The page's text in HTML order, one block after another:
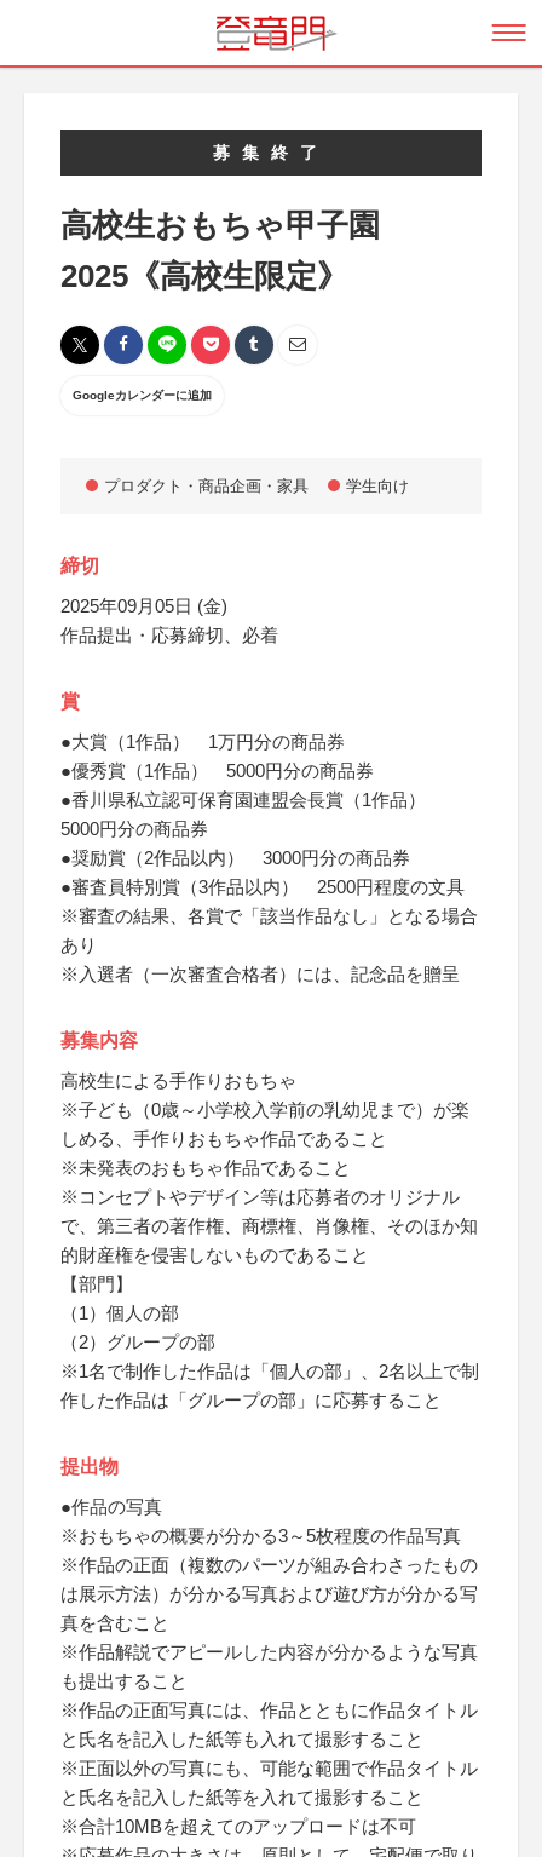
募集終了
高校生おもちゃ甲子園
2025《高校生限定》
Googleカレンダーに追加
プロダクト・商品企画・家具 学生向け
締切
2025年09月05日 (金)
作品提出・応募締切、必着
賞
●大賞（1作品） 1万円分の商品券
●優秀賞（1作品） 5000円分の商品券
●香川県私立認可保育園連盟会長賞（1作品）
5000円分の商品券
●奨励賞（2作品以内） 3000円分の商品券
●審査員特別賞（3作品以内） 2500円程度の文具
※審査の結果、各賞で「該当作品なし」となる場合
あり
※入選者（一次審査合格者）には、記念品を贈呈
募集内容
高校生による手作りおもちゃ
※子ども（0歳～小学校入学前の乳幼児まで）が楽
しめる、手作りおもちゃ作品であること
※未発表のおもちゃ作品であること
※コンセプトやデザイン等は応募者のオリジナル
で、第三者の著作権、商標権、肖像権、そのほか知
的財産権を侵害しないものであること
【部門】
（1）個人の部
（2）グループの部
※1名で制作した作品は「個人の部」、2名以上で制
作した作品は「グループの部」に応募すること
提出物
●作品の写真
※おもちゃの概要が分かる3～5枚程度の作品写真
※作品の正面（複数のパーツが組み合わさったもの
は展示方法）が分かる写真および遊び方が分かる写
真を含むこと
※作品解説でアピールした内容が分かるような写真
も提出すること
※作品の正面写真には、作品とともに作品タイトル
と氏名を記入した紙等も入れて撮影すること
※正面以外の写真にも、可能な範囲で作品タイトル
と氏名を記入した紙等を入れて撮影すること
※合計10MBを超えてのアップロードは不可